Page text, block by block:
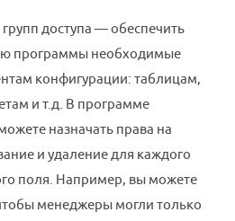
доступа — обеспечить
программы необходимые
конфигурации: таблицам,
и т.д. В программе
назначать права на
и удаление для каждого
поля. Например, вы можете
менеджеры могли только